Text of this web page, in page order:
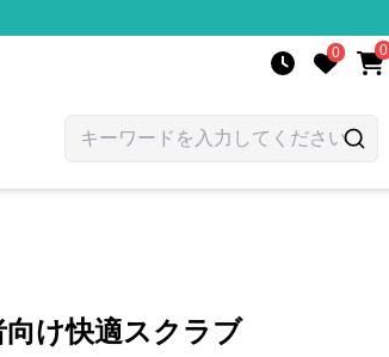
0 0
け快適スクラブ